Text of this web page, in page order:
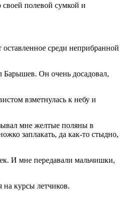
полевой сумкой и
среди неприбранной
Барышев. Он очень досадовал,
взметнулась к небу и
мне желтые поляны в
заплакать, да как-то стыдно,
И мне передавали мальчишки,
на курсы летчиков.